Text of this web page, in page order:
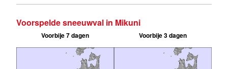
Voorspelde sneeuwval in Mikuni
Voorbije 7 dagen Voorbije 3 dagen